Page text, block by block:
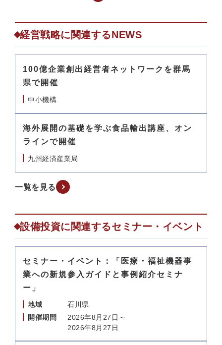
経営戦略に関連するNEWS
100億企業創出経営者ネットワークを群馬
県で開催
中小機構
海外展開の基礎を学ぶ食品輸出講座、オン
ラインで開催
九州経済産業局
一覧を見る
設備投資に関連するセミナー・イベント
セミナー・イベント：「医療・福祉機器事
業への新規参入ガイドと事例紹介セミナ
ー」
地域
石川県
開催期間
2026年8月27日～
2026年8月27日